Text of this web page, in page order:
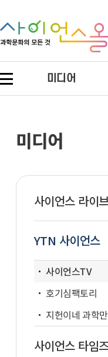
미디어
미디어
사이언스 라이
YTN 사이언스
사이언스TV
호기심팩토리
지헌이네 과학
사이언스 타임